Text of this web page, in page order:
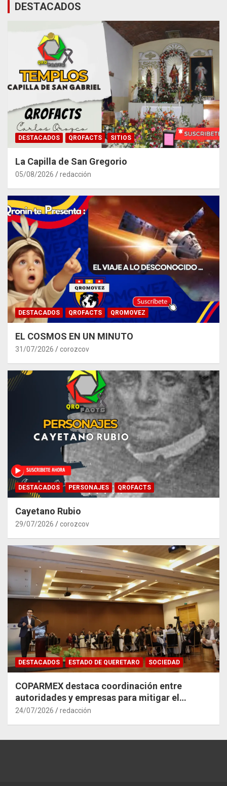
DESTACADOS
DESTACADOS QROFACTS SITIOS
La Capilla de San Gregorio
05/08/2026 redacción
DESTACADOS QROFACTS QROMOVEZ
EL COSMOS EN UN MINUTO
31/07/2026 corozcov
DESTACADOS PERSONAJES QROFACTS
Cayetano Rubio
29/07/2026 corozcov
DESTACADOS ESTADO DE QUERETARO SOCIEDAD
COPARMEX destaca coordinación entre
autoridades y empresas para mitigar el
impacto del Tren México–Querétaro
24/07/2026 redacción